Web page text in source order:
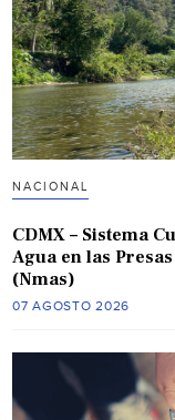
NACIONAL
CDMX – Sistema
Agua en las
(Nmas)
07 AGOSTO 2026